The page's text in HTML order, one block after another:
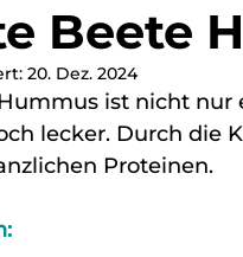
Beete
20. Dez. 2024
ist nicht nur
lecker. Durch die
Proteinen.